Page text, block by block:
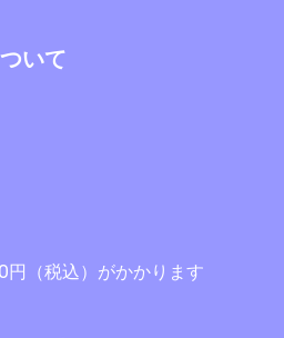
いて
円（税込）がかかります